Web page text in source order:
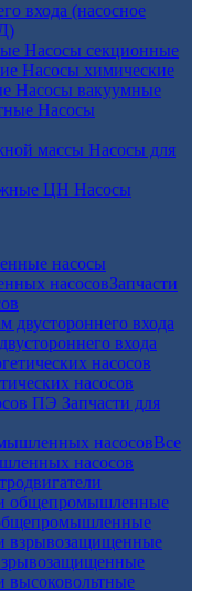
входа (насосное
Насосы секционные
Насосы химические
Насосы вакуумные
Насосы
Насосы для
Насосы
насосы
Запчасти
входа
насосов
Запчасти для
Все
насосов